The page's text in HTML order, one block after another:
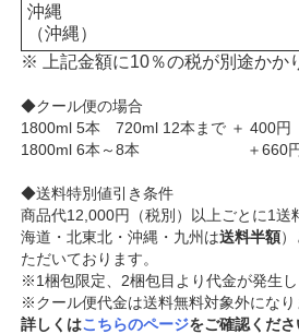
沖縄
（沖縄）
※ 上記金額に10％の税が別途かか
◆クール便の場合
1800ml 5本 720ml 12本まで ＋ 400円
1800ml 6本～8本 ＋660円（
◆送料特別値引き条件
商品代12,000円（税別）以上ごとに1送
海道・北東北・沖縄・九州は送料半額）
ただいております。
※1梱包限定、2梱包目より代金が発生し
※クール便代金は送料無料対象外になり
詳しくはこちらのページをご確認くださ